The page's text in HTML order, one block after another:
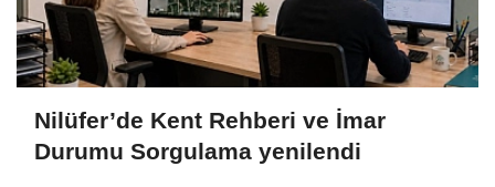
Nilüfer’de Kent Rehberi ve İmar
Durumu Sorgulama yenilendi